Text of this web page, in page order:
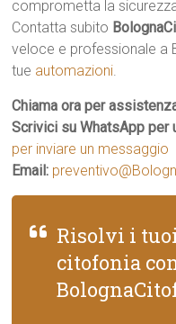
comprometta la
Contatta subito
veloce e professionale a
tue automazioni.
Chiama ora per
Scrivici su WhatsApp per
per inviare un messaggio
Email:
Risolvi i
citofonia